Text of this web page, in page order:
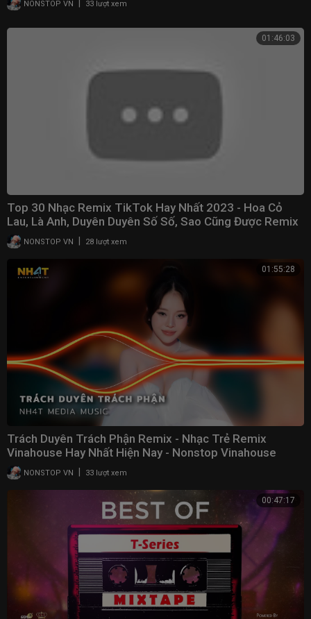
NONSTOP VN 33 lượt xem
01:46:03
Top 30 Nhạc Remix TikTok Hay Nhất 2023 - Hoa Cỏ
Lau, Là Anh, Duyên Duyên Số Số, Sao Cũng Được Remix
NONSTOP VN 28 lượt xem
01:55:28
Trách Duyên Trách Phận Remix - Nhạc Trẻ Remix
Vinahouse Hay Nhất Hiện Nay - Nonstop Vinahouse
2023NONSTOP VN 33 lượt xem
00:47:17